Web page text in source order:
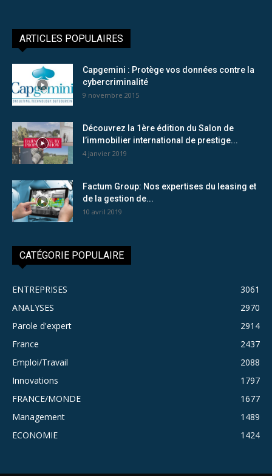
ARTICLES POPULAIRES
Capgemini : Protège vos données contre la
cybercriminalité
9 novembre 2015
Découvrez la 1ère édition du Salon de
l’immobilier international de prestige...
4 janvier 2019
Factum Group: Nos expertises du leasing et
de la gestion de...
10 avril 2019
CATÉGORIE POPULAIRE
ENTREPRISES
3061
ANALYSES
2970
Parole d'expert
2914
France
2437
Emploi/Travail
2088
Innovations
1797
FRANCE/MONDE
1677
Management
1489
ECONOMIE
1424